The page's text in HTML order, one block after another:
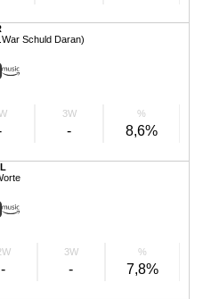
Schuld Daran)
3W
-
%
8,6%
-
3W
-
%
7,8%